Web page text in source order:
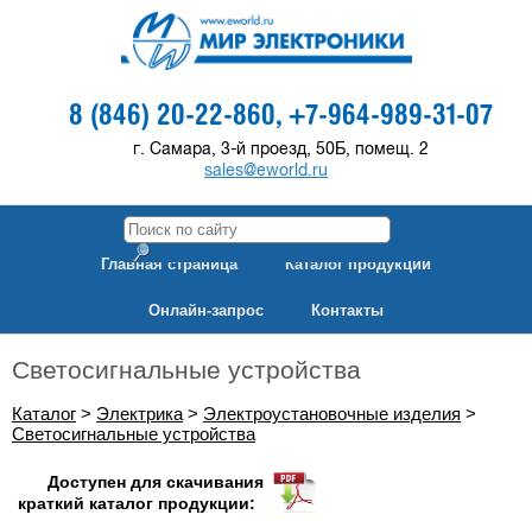
8 (846) 20-22-860, +7-964-989-31-07
г. Самара, 3-й проезд, 50Б, помещ. 2
sales@eworld.ru
Главная страница Каталог продукции
Онлайн-запрос Контакты
Светосигнальные устройства
Каталог > Электрика > Электроустановочные изделия >
Светосигнальные устройства
Доступен для скачивания
краткий каталог продукции: